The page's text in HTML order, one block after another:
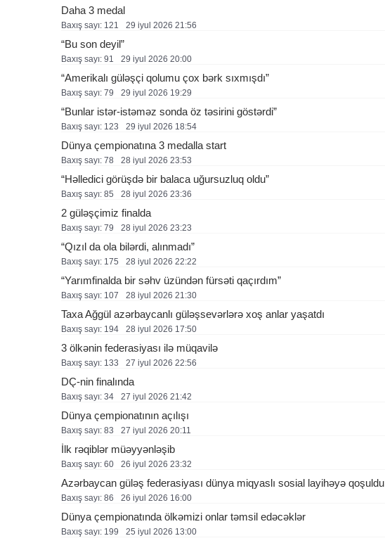
Daha 3 medal
Baxış sayı: 121 29 i̇yul 2026 21:56
“Bu son deyil”
Baxış sayı: 91 29 i̇yul 2026 20:00
“Amerikalı güləşçi qolumu çox bərk sıxmışdı”
Baxış sayı: 79 29 i̇yul 2026 19:29
“Bunlar istər-istəməz sonda öz təsirini göstərdi”
Baxış sayı: 123 29 i̇yul 2026 18:54
Dünya çempionatına 3 medalla start
Baxış sayı: 78 28 i̇yul 2026 23:53
“Həlledici görüşdə bir balaca uğursuzluq oldu”
Baxış sayı: 85 28 i̇yul 2026 23:36
2 güləşçimiz finalda
Baxış sayı: 79 28 i̇yul 2026 23:23
“Qızıl da ola bilərdi, alınmadı”
Baxış sayı: 175 28 i̇yul 2026 22:22
“Yarımfinalda bir səhv üzündən fürsəti qaçırdım”
Baxış sayı: 107 28 i̇yul 2026 21:30
Taxa Ağgül azərbaycanlı güləşsevərlərə xoş anlar yaşatdı
Baxış sayı: 194 28 i̇yul 2026 17:50
3 ölkənin federasiyası ilə müqavilə
Baxış sayı: 133 27 i̇yul 2026 22:56
DÇ-nin finalında
Baxış sayı: 34 27 i̇yul 2026 21:42
Dünya çempionatının açılışı
Baxış sayı: 83 27 i̇yul 2026 20:11
İlk rəqiblər müəyyənləşib
Baxış sayı: 60 26 i̇yul 2026 23:32
Azərbaycan güləş federasiyası dünya miqyaslı sosial layihəyə qoşuldu
Baxış sayı: 86 26 i̇yul 2026 16:00
Dünya çempionatında ölkəmizi onlar təmsil edəcəklər
Baxış sayı: 199 25 i̇yul 2026 13:00